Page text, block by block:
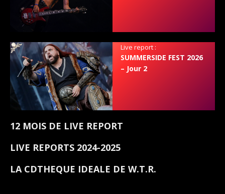
Live report :
SUMMERSIDE FEST 2026
– Jour 2
12 MOIS DE LIVE REPORT
LIVE REPORTS 2024-2025
LA CDTHEQUE IDEALE DE W.T.R.